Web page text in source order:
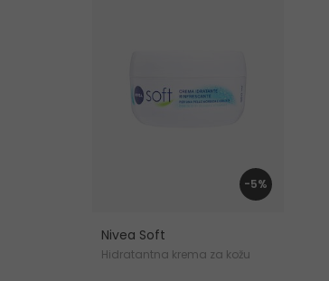
-5%
Nivea Soft
Hidratantna krema za kožu